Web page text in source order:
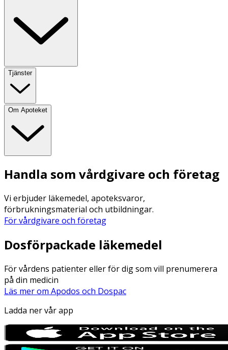
Tjänster
Om Apoteket
Handla som vårdgivare och företag
Vi erbjuder läkemedel, apoteksvaror,
förbrukningsmaterial och utbildningar.
För vårdgivare och företag
Dosförpackade läkemedel
För vårdens patienter eller för dig som vill prenumerera
på din medicin
Läs mer om Apodos och Dospac
Ladda ner vår app